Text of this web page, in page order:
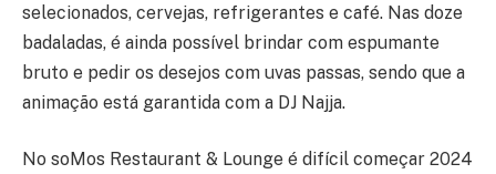
selecionados, cervejas, refrigerantes e café. Nas doze
badaladas, é ainda possível brindar com espumante
bruto e pedir os desejos com uvas passas, sendo que a
animação está garantida com a DJ Najja.
No soMos Restaurant & Lounge é difícil começar 2024